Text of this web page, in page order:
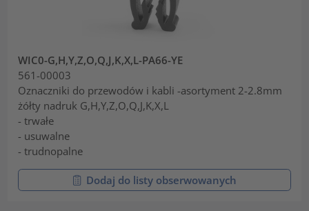
WIC0-G,H,Y,Z,O,Q,J,K,X,L-PA66-YE
561-00003
Oznaczniki do przewodów i kabli -asortyment 2-2.8mm
żółty nadruk G,H,Y,Z,O,Q,J,K,X,L
- trwałe
- usuwalne
- trudnopalne
Dodaj do listy obserwowanych